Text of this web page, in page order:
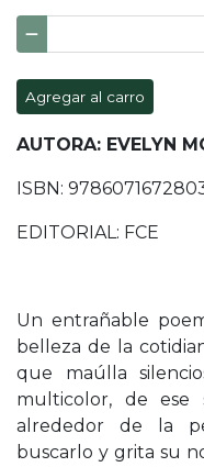
Agregar al carro
AUTORA: EVELYN
ISBN:
EDITORIAL: FCE
Un entrañable
belleza de la
que maúlla
multicolor, de
alrededor de la
buscarlo y grita su